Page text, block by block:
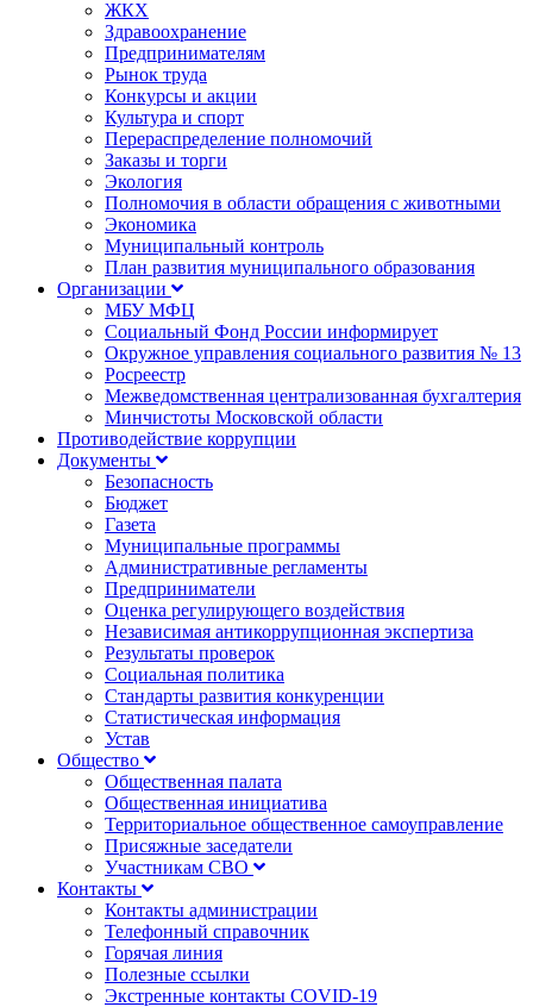
ЖКХ
Здравоохранение
Предпринимателям
Рынок труда
Конкурсы и акции
Культура и спорт
Перераспределение полномочий
Заказы и торги
Экология
Полномочия в области обращения с животными
Экономика
Муниципальный контроль
План развития муниципального образования
Организации
МБУ МФЦ
Социальный Фонд России информирует
Окружное управления социального развития № 13
Росреестр
Межведомственная централизованная бухгалтерия
Минчистоты Московской области
Противодействие коррупции
Документы
Безопасность
Бюджет
Газета
Муниципальные программы
Административные регламенты
Предприниматели
Оценка регулирующего воздействия
Независимая антикоррупционная экспертиза
Результаты проверок
Социальная политика
Стандарты развития конкуренции
Статистическая информация
Устав
Общество
Общественная палата
Общественная инициатива
Территориальное общественное самоуправление
Присяжные заседатели
Участникам СВО
Контакты
Контакты администрации
Телефонный справочник
Горячая линия
Полезные ссылки
Экстренные контакты COVID-19